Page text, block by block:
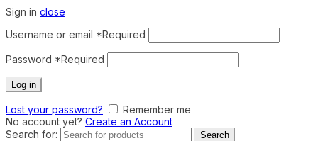
Sign in close
Username or email *Required
Password *Required
Log in
Lost your password?
Remember me
No account yet? Create an Account
Search for:
Search